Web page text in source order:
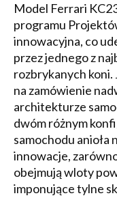
Model Ferrari
programu
innowacyjna, co
przez jednego z
rozbrykanych
na zamówienie
architekturze
dwóm różnym
samochodu anioła
innowacje,
obejmują wloty
imponujące tylne